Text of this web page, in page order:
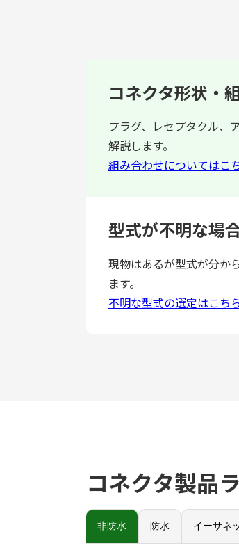
コネクタ形状・
プラグ、レセプタクル、
解説します。
組み合わせについてはこ
型式が不明な場
現物はあるが型式が分か
ます。
不明な型式の選定はこち
コネクタ製品
非防水 防水 イーサネ